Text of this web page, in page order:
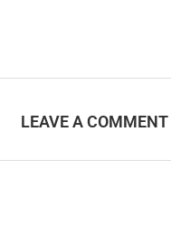
LEAVE A COMMENT